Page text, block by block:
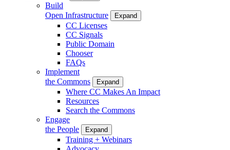
Build
Open Infrastructure
Expand
CC Licenses
CC Signals
Public Domain
Chooser
FAQs
Implement
the Commons
Expand
Where CC Makes An Impact
Resources
Search the Commons
Engage
the People
Expand
Training + Webinars